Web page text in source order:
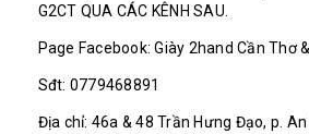
G2CT QUA CÁC KÊNH SAU.
Page Facebook: Giày 2hand Cần Thơ
Sđt: 0779468891
Địa chỉ: 46a & 48 Trần Hưng Đạo, p. An